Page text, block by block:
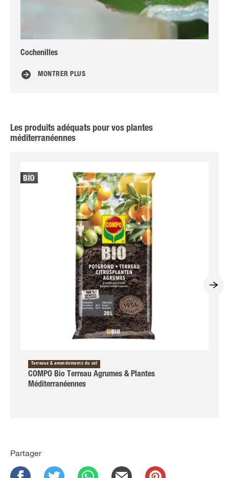
Cochenilles
MONTRER PLUS
Les produits adéquats pour vos plantes
méditerranéennes
Terreaux & amendements du sol
COMPO Bio Terreau Agrumes & Plantes
Méditerranéennes
Partager